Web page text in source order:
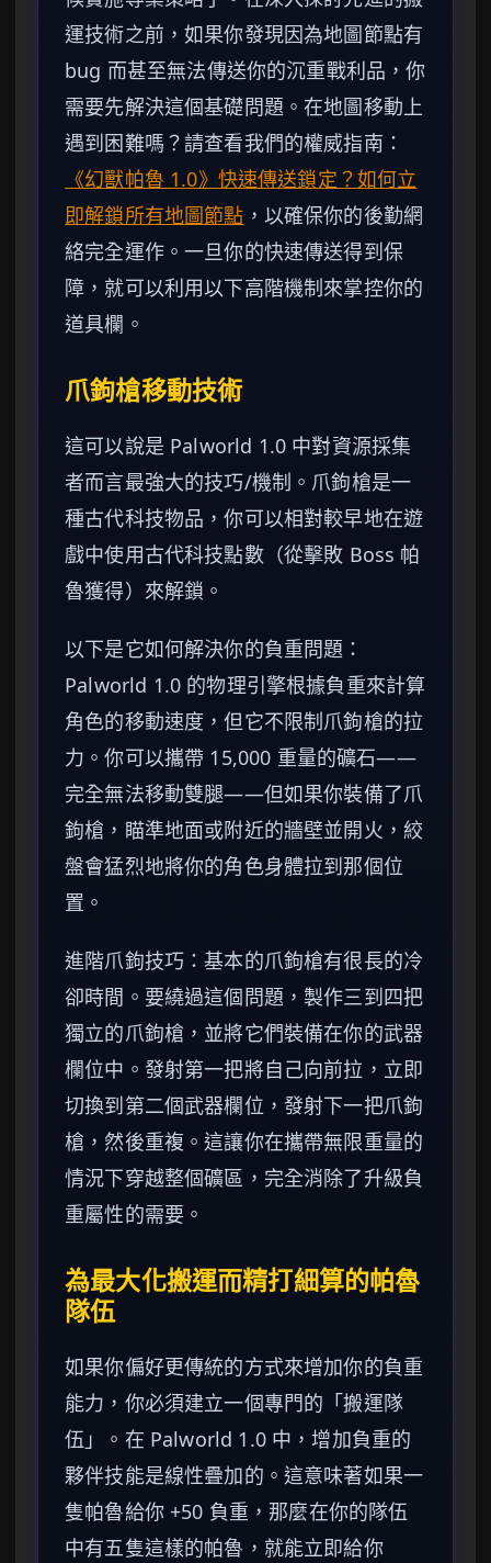
運技術之前，如果你發現因為地圖節點有
bug 而甚至無法傳送你的沉重戰利品，你
需要先解決這個基礎問題。在地圖移動上
遇到困難嗎？請查看我們的權威指南：
《幻獸帕魯 1.0》快速傳送鎖定？如何立
即解鎖所有地圖節點 ，以確保你的後勤網
絡完全運作。一旦你的快速傳送得到保
障，就可以利用以下高階機制來掌控你的
道具欄。
爪鉤槍移動技術
這可以說是 Palworld 1.0 中對資源採集
者而言最強大的技巧/機制。爪鉤槍是一
種古代科技物品，你可以相對較早地在遊
戲中使用古代科技點數（從擊敗 Boss 帕
魯獲得）來解鎖。
以下是它如何解決你的負重問題：
Palworld 1.0 的物理引擎根據負重來計算
角色的移動速度，但它不限制爪鉤槍的拉
力。你可以攜帶 15,000 重量的礦石——
完全無法移動雙腿——但如果你裝備了爪
鉤槍，瞄準地面或附近的牆壁並開火，絞
盤會猛烈地將你的角色身體拉到那個位
置。
進階爪鉤技巧：基本的爪鉤槍有很長的冷
卻時間。要繞過這個問題，製作三到四把
獨立的爪鉤槍，並將它們裝備在你的武器
欄位中。發射第一把將自己向前拉，立即
切換到第二個武器欄位，發射下一把爪鉤
槍，然後重複。這讓你在攜帶無限重量的
情況下穿越整個礦區，完全消除了升級負
重屬性的需要。
為最大化搬運而精打細算的帕魯
隊伍
如果你偏好更傳統的方式來增加你的負重
能力，你必須建立一個專門的「搬運隊
伍」。在 Palworld 1.0 中，增加負重的
夥伴技能是線性疊加的。這意味著如果一
隻帕魯給你 +50 負重，那麼在你的隊伍
中有五隻這樣的帕魯，就能立即給你